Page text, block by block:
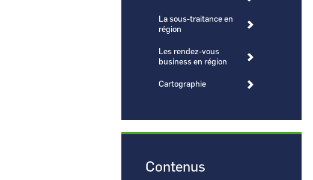
Pays de la Loire
La sous-traitance en
région
Les rendez-vous
business en région
Cartographie
Contenus